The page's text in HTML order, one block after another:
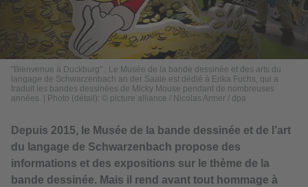
"Bienvenue à Duckburg" : Le Musée de la bande dessinée et des arts du
langage de Schwarzenbach an der Saale est dédié à Erika Fuchs, qui a
traduit les bandes dessinées de Micky Mouse pendant de nombreuses
années.
Photo (détail): © picture alliance / Nicolas Armer / dpa
Depuis 2015, le Musée de la bande dessinée et de l’art
du langage de Schwarzenbach propose des
informations et des expositions sur le thème de la
bande dessinée. Mais il rend avant tout hommage à